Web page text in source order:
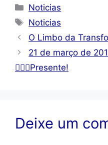
Categorias
Noticias
Tags
Noticias
O Limbo da
21 de março de
🙋🏼‍♂️Presente!
Deixe um